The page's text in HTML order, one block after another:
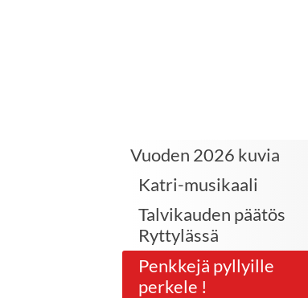
Vuoden 2026 kuvia
Katri-musikaali
Talvikauden päätös
Ryttylässä
Penkkejä pyllyille
perkele !